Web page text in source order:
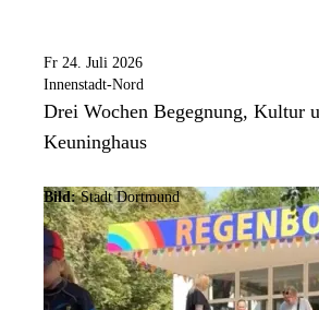
Fr 24. Juli 2026
Innenstadt-Nord
Drei Wochen Begegnung, Kultur
Keuninghaus
Bild:Stadt Dortmund